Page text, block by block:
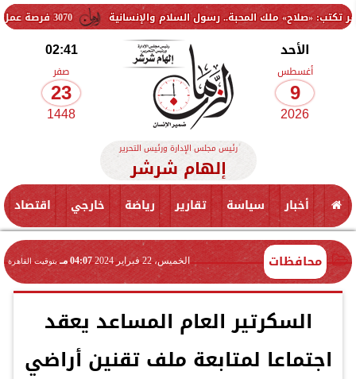
3070 فرصة عمل جديدة بالقطاع الخاص.. وظائف برواتب تصل إلى 9500 جنيه المحبة.. رسول السلام والإنسانية
الأحد
أغسطس
9
2026
02:41
صفر
23
1448
رئيس مجلس الإدارة ورئيس التحرير
إلهام شرشر
أخبار سياسة تقارير رياضة خارجي اقتصاد
محافظات الخميس، 22 فبراير 2024 04:07 مـ بتوقيت القاهرة
السكرتير العام المساعد يعقد
اجتماعا لمتابعة ملف تقنين أراضي